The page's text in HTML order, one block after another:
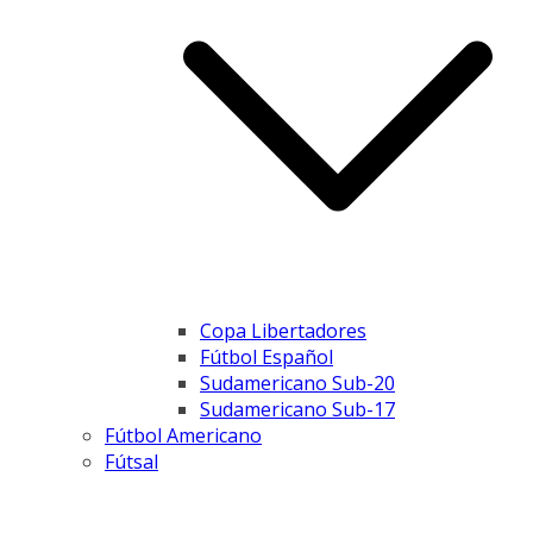
Copa Libertadores
Fútbol Español
Sudamericano Sub-20
Sudamericano Sub-17
Fútbol Americano
Fútsal